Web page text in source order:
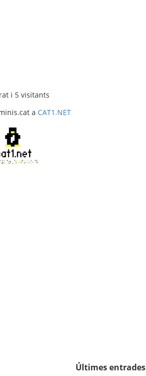
i 5 visitants
a CAT1.NET
Últimes entrades